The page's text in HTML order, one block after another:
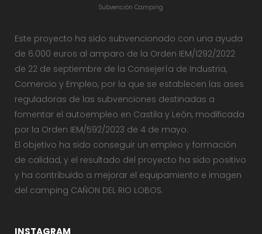
Subvención Camping
Este proyecto ha sido subvencionado con una ayuda
de 6.000 euros al amparo de la Orden IEM/1292/2022
de 22 de septiembre de la Consejería de Industria,
Comercio y Empleo, por la que se establecen las ases
reguladoras de las subvenciones destinadas a
fomentar el autoempleo en Castila y León, modificada
por la Orden IEM/592/2023 de 4 de mayo.
El objetivo ha sido conseguir un empleo y formación
de calidad, y el resultado del proyecto ha sido positivo
y ha contribuido a mejorar el equipamiento e imagen
del camping CAÑON DEL RIO LOBOS.